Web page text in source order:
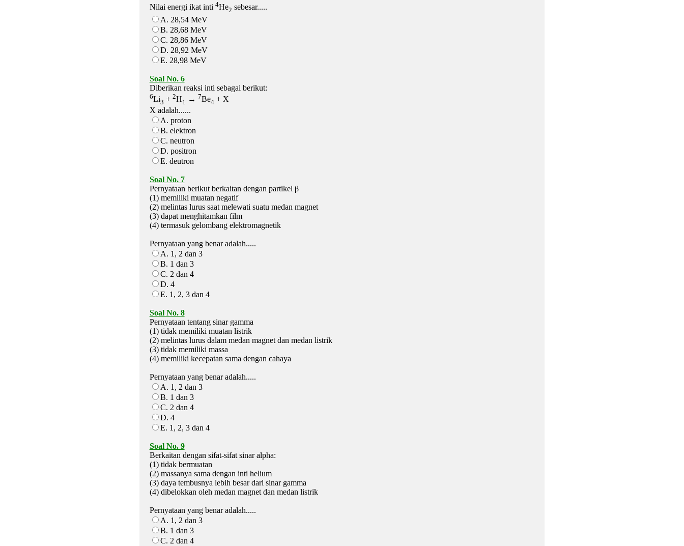
Nilai energi ikat inti 4He2 sebesar.....
A. 28,54 MeV
B. 28,68 MeV
C. 28,86 MeV
D. 28,92 MeV
E. 28,98 MeV
Soal No. 6
Diberikan reaksi inti sebagai berikut:
6Li3 + 2H1 → 7Be4 + X
X adalah......
A. proton
B. elektron
C. neutron
D. positron
E. deutron
Soal No. 7
Pernyataan berikut berkaitan dengan partikel β
(1) memiliki muatan negatif
(2) melintas lurus saat melewati suatu medan magnet
(3) dapat menghitamkan film
(4) termasuk gelombang elektromagnetik
Pernyataan yang benar adalah.....
A. 1, 2 dan 3
B. 1 dan 3
C. 2 dan 4
D. 4
E. 1, 2, 3 dan 4
Soal No. 8
Pernyataan tentang sinar gamma
(1) tidak memiliki muatan listrik
(2) melintas lurus dalam medan magnet dan medan listrik
(3) tidak memiliki massa
(4) memiliki kecepatan sama dengan cahaya
Pernyataan yang benar adalah.....
A. 1, 2 dan 3
B. 1 dan 3
C. 2 dan 4
D. 4
E. 1, 2, 3 dan 4
Soal No. 9
Berkaitan dengan sifat-sifat sinar alpha:
(1) tidak bermuatan
(2) massanya sama dengan inti helium
(3) daya tembusnya lebih besar dari sinar gamma
(4) dibelokkan oleh medan magnet dan medan listrik
Pernyataan yang benar adalah.....
A. 1, 2 dan 3
B. 1 dan 3
C. 2 dan 4